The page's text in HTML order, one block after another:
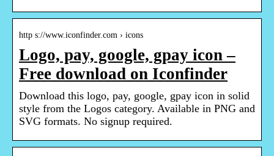
http s://www.iconfinder.com › icons
Logo, pay, google, gpay icon –
Free download on Iconfinder
Download this logo, pay, google, gpay icon in solid
style from the Logos category. Available in PNG and
SVG formats. No signup required.